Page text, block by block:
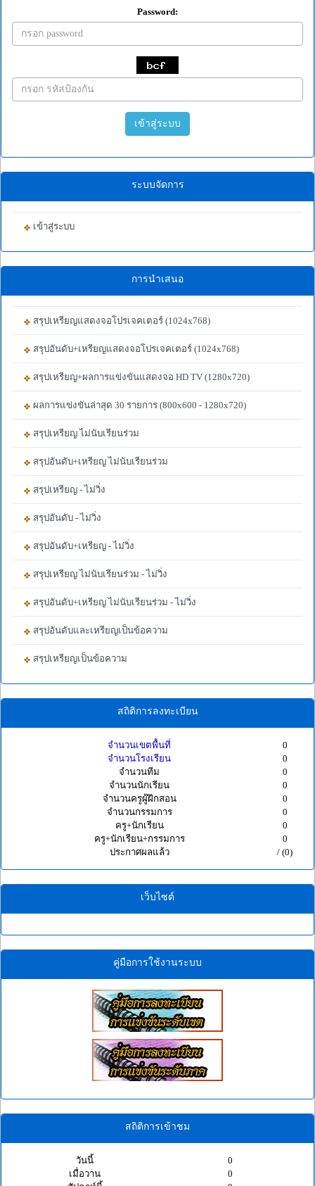
Password:
เข้าสู่ระบบ
ระบบจัดการ
เข้าสู่ระบบ
การนำเสนอ
สรุปเหรียญแสดงจอโปรเจคเตอร์ (1024x768)
สรุปอันดับ+เหรียญแสดงจอโปรเจคเตอร์ (1024x768)
สรุปเหรียญ+ผลการแข่งขันแสดงจอ HD TV (1280x720)
ผลการแข่งขันล่าสุด 30 รายการ (800x600 - 1280x720)
สรุปเหรียญ ไม่นับเรียนร่วม
สรุปอันดับ+เหรียญ ไม่นับเรียนร่วม
สรุปเหรียญ - ไม่วิ่ง
สรุปอันดับ - ไม่วิ่ง
สรุปอันดับ+เหรียญ - ไม่วิ่ง
สรุปเหรียญ ไม่นับเรียนร่วม - ไม่วิ่ง
สรุปอันดับ+เหรียญ ไม่นับเรียนร่วม - ไม่วิ่ง
สรุปอันดับและเหรียญเป็นข้อความ
สรุปเหรียญเป็นข้อความ
สถิติการลงทะเบียน
จำนวนเขตพื้นที่
0
จำนวนโรงเรียน
0
จำนวนทีม
0
จำนวนนักเรียน
0
จำนวนครูผู้ฝึกสอน
0
จำนวนกรรมการ
0
ครู+นักเรียน
0
ครู+นักเรียน+กรรมการ
0
ประกาศผลแล้ว
/ (0)
เว็บไซต์
คู่มือการใช้งานระบบ
สถิติการเข้าชม
วันนี้
0
เมื่อวาน
0